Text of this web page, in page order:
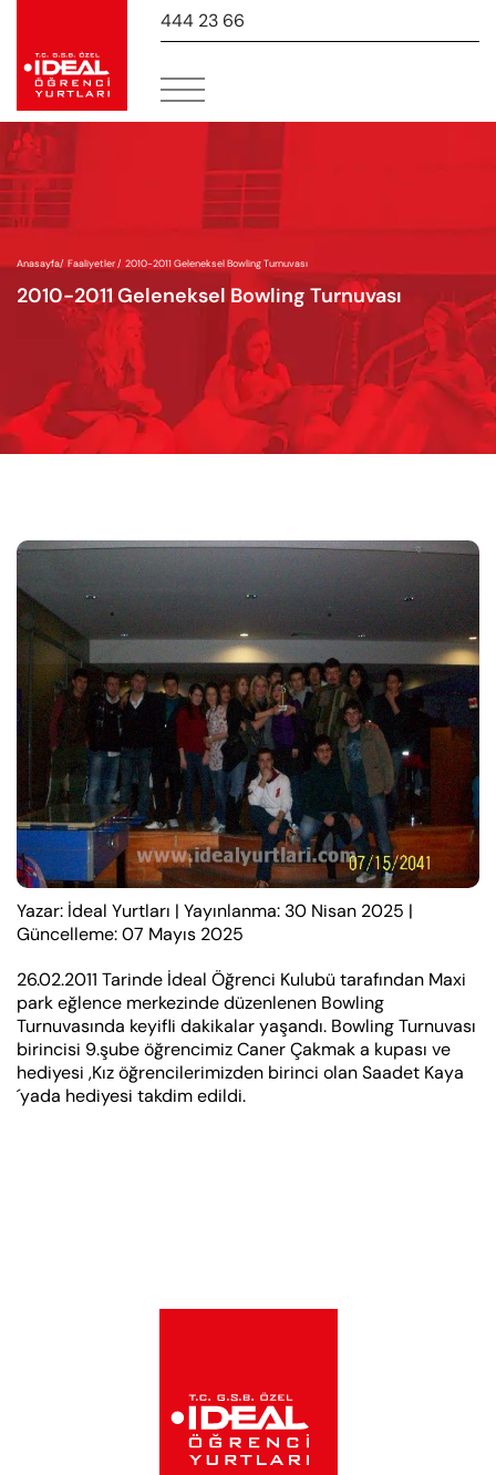
444 23 66
Anasayfa/ Faaliyetler / 2010-2011 Geleneksel Bowling Turnuvası
2010-2011 Geleneksel Bowling Turnuvası
Yazar: İdeal Yurtları | Yayınlanma: 30 Nisan 2025 |
Güncelleme: 07 Mayıs 2025
26.02.2011 Tarinde İdeal Öğrenci Kulubü tarafından Maxi
park eğlence merkezinde düzenlenen Bowling
Turnuvasında keyifli dakikalar yaşandı. Bowling Turnuvası
birincisi 9.şube öğrencimiz Caner Çakmak a kupası ve
hediyesi ,Kız öğrencilerimizden birinci olan Saadet Kaya
´yada hediyesi takdim edildi.